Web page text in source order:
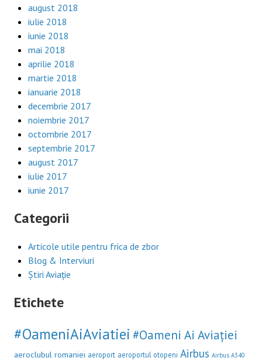
august 2018
iulie 2018
iunie 2018
mai 2018
aprilie 2018
martie 2018
ianuarie 2018
decembrie 2017
noiembrie 2017
octombrie 2017
septembrie 2017
august 2017
iulie 2017
iunie 2017
Categorii
Articole utile pentru frica de zbor
Blog & Interviuri
Știri Aviație
Etichete
#OameniAiAviatiei #Oameni Ai Aviației
aeroclubul romaniei aeroport aeroportul otopeni Airbus Airbus A340